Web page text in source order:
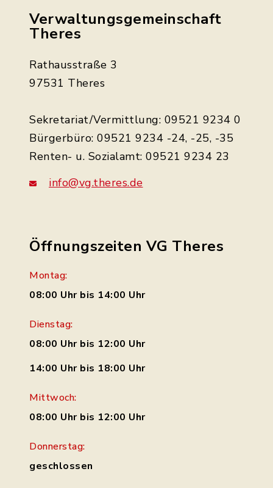
Verwaltungsgemeinschaft
Theres
Rathausstraße 3
97531 Theres
Sekretariat/Vermittlung: 09521 9234 0
Bürgerbüro: 09521 9234 -24, -25, -35
Renten- u. Sozialamt: 09521 9234 23
info@vg.theres.de
Öffnungszeiten VG Theres
Montag:
08:00 Uhr bis 14:00 Uhr
Dienstag:
08:00 Uhr bis 12:00 Uhr
14:00 Uhr bis 18:00 Uhr
Mittwoch:
08:00 Uhr bis 12:00 Uhr
Donnerstag:
geschlossen